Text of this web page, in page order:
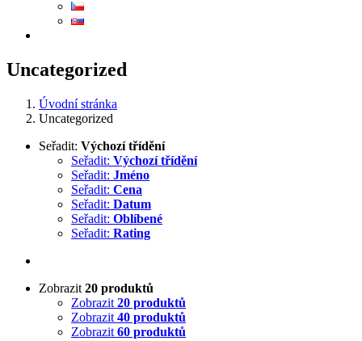
Uncategorized
Úvodní stránka
Uncategorized
Seřadit: Výchozí třídění
Seřadit: Výchozí třídění
Seřadit: Jméno
Seřadit: Cena
Seřadit: Datum
Seřadit: Oblíbené
Seřadit: Rating
Zobrazit 20 produktů
Zobrazit 20 produktů
Zobrazit 40 produktů
Zobrazit 60 produktů